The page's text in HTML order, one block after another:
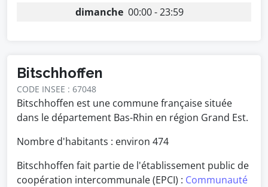
dimanche 00:00 - 23:59
Bitschhoffen
CODE INSEE : 67048
Bitschhoffen est une commune française située
dans le département Bas-Rhin en région Grand Est.
Nombre d'habitants : environ 474
Bitschhoffen fait partie de l'établissement public de
coopération intercommunale (EPCI) : Communauté